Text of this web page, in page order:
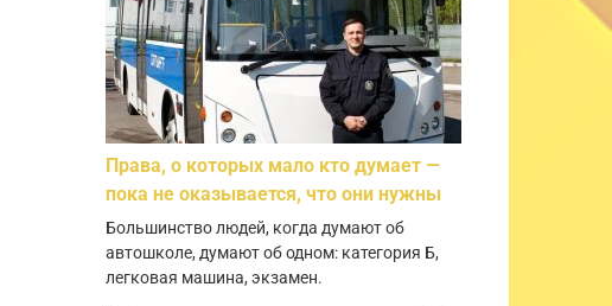
Права, о которых мало кто думает —
пока не оказывается, что они нужны
Большинство людей, когда думают об
автошколе, думают об одном: категория Б,
легковая машина, экзамен.